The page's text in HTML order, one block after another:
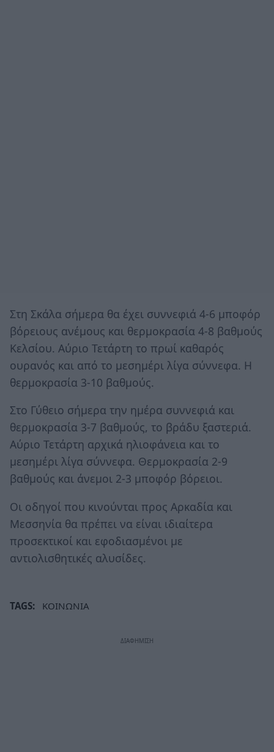
Στη Σκάλα σήμερα θα έχει συννεφιά 4-6 μποφόρ
βόρειους ανέμους και θερμοκρασία 4-8 βαθμούς
Κελσίου. Αύριο Τετάρτη το πρωί καθαρός
ουρανός και από το μεσημέρι λίγα σύννεφα. Η
θερμοκρασία 3-10 βαθμούς.
Στο Γύθειο σήμερα την ημέρα συννεφιά και
θερμοκρασία 3-7 βαθμούς, το βράδυ ξαστεριά.
Αύριο Τετάρτη αρχικά ηλιοφάνεια και το
μεσημέρι λίγα σύννεφα. Θερμοκρασία 2-9
βαθμούς και άνεμοι 2-3 μποφόρ βόρειοι.
Οι οδηγοί που κινούνται προς Αρκαδία και
Μεσσηνία θα πρέπει να είναι ιδιαίτερα
προσεκτικοί και εφοδιασμένοι με
αντιολισθητικές αλυσίδες.
TAGS: ΚΟΙΝΩΝΙΑ